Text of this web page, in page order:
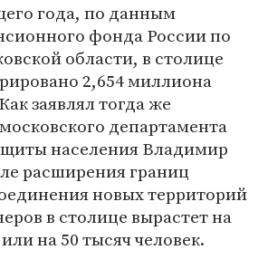
года, по данным
фонда России по
области, в столице
2,654 миллиона
заявлял тогда же
департамента
населения Владимир
расширения границ
новых территорий
в столице вырастет на
на 50 тысяч человек.